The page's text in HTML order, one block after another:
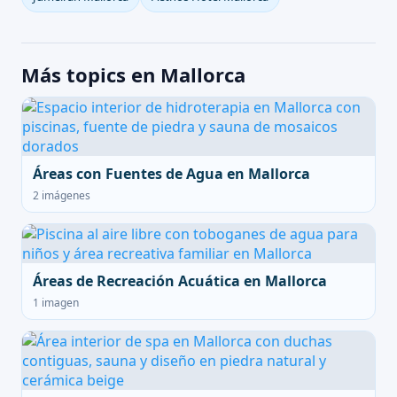
Más topics en Mallorca
Áreas con Fuentes de Agua en Mallorca
2 imágenes
Áreas de Recreación Acuática en Mallorca
1 imagen